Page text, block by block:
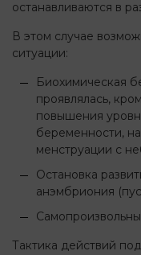
останавливаются в
В этом случае
ситуации:
Биохимическая
проявлялась,
повышения
беременности,
менструации с
Остановка
анэмбриония
Тактика действий